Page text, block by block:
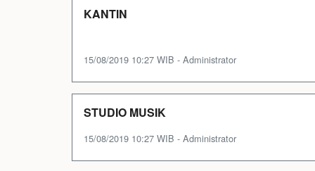
KANTIN
15/08/2019 10:27 WIB - Administrator
STUDIO MUSIK
15/08/2019 10:27 WIB - Administrator